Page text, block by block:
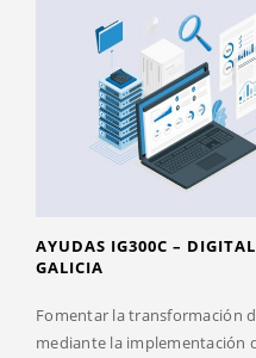
AYUDAS IG300C –
GALICIA
Fomentar la transformación
mediante la implementación